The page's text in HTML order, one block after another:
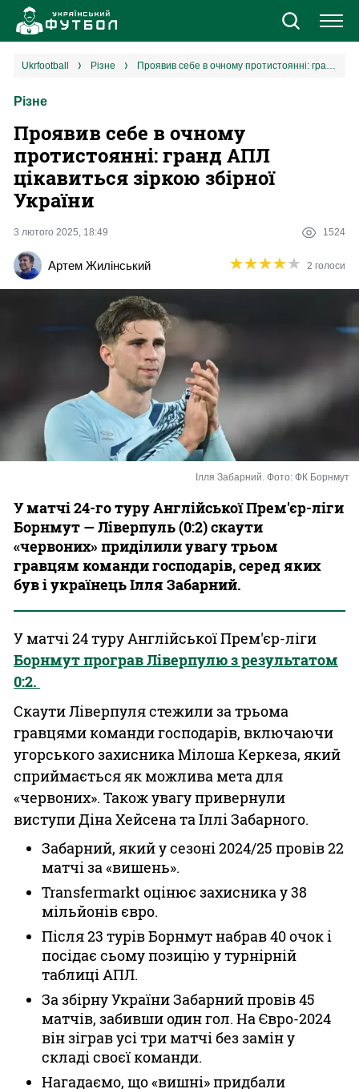
Новини
Єврокубки
УПЛ
Різне
Букмекери
Казино
ukrfootball різне Проявив себе в очному протистоянні: гранд АПЛ цікавиться зіркою збірної України
Різне
Проявив себе в очному
протистоянні: гранд АПЛ
цікавиться зіркою збірної
України
3 лютого 2025, 18:49 1524
Артем Жилінський ★★★★★
★★★★★ 2 голоси
Ілля Забарний. Фото: ФК Борнмут
У матчі 24-го туру Англійської Прем'єр-ліги
Борнмут — Ліверпуль (0:2) скаути
«червоних» приділили увагу трьом
гравцям команди господарів, серед яких
був і українець Ілля Забарний.
У матчі 24 туру Англійської Прем'єр-ліги
Борнмут програв Ліверпулю з результатом
0:2.
Скаути Ліверпуля стежили за трьома
гравцями команди господарів, включаючи
угорського захисника Мілоша Керкеза, який
сприймається як можлива мета для
«червоних». Також увагу привернули
виступи Діна Хейсена та Іллі Забарного.
Забарний, який у сезоні 2024/25 провів 22
матчі за «вишень».
Transfermarkt оцінює захисника у 38
мільйонів євро.
Після 23 турів Борнмут набрав 40 очок і
посідає сьому позицію у турнірній
таблиці АПЛ.
За збірну України Забарний провів 45
матчів, забивши один гол. На Євро-2024
він зіграв усі три матчі без замін у
складі своєї команди.
Нагадаємо, що «вишні» придбали